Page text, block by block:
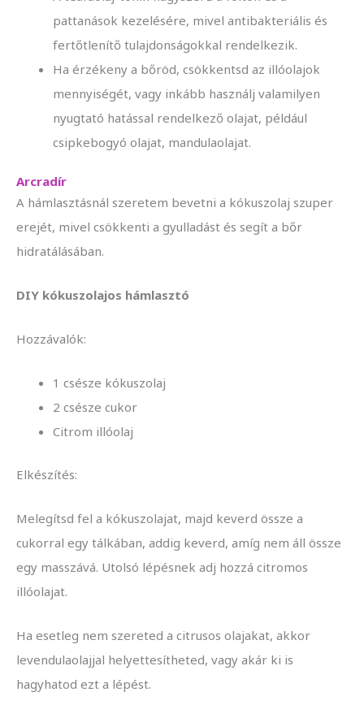
pattanások kezelésére, mivel antibakteriális és
fertőtlenítő tulajdonságokkal rendelkezik.
Ha érzékeny a bőröd, csökkentsd az illóolajok
mennyiségét, vagy inkább használj valamilyen
nyugtató hatással rendelkező olajat, például
csipkebogyó olajat, mandulaolajat.
Arcradír
A hámlasztásnál szeretem bevetni a kókuszolaj szuper
erejét, mivel csökkenti a gyulladást és segít a bőr
hidratálásában.
DIY kókuszolajos hámlasztó
Hozzávalók:
1 csésze kókuszolaj
2 csésze cukor
Citrom illóolaj
Elkészítés:
Melegítsd fel a kókuszolajat, majd keverd össze a
cukorral egy tálkában, addig keverd, amíg nem áll össze
egy masszává. Utolsó lépésnek adj hozzá citromos
illóolajat.
Ha esetleg nem szereted a citrusos olajakat, akkor
levendulaolajjal helyettesítheted, vagy akár ki is
hagyhatod ezt a lépést.